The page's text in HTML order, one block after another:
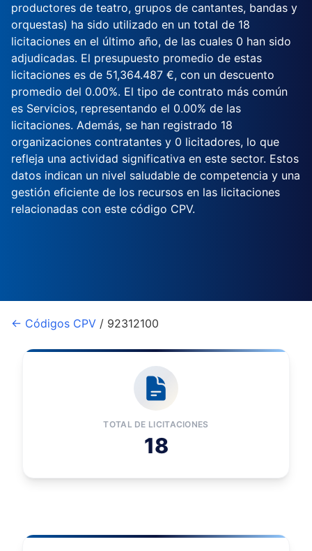
productores de teatro, grupos de cantantes, bandas y
orquestas) ha sido utilizado en un total de 18
licitaciones en el último año, de las cuales 0 han sido
adjudicadas. El presupuesto promedio de estas
licitaciones es de 51,364.487 €, con un descuento
promedio del 0.00%. El tipo de contrato más común
es Servicios, representando el 0.00% de las
licitaciones. Además, se han registrado 18
organizaciones contratantes y 0 licitadores, lo que
refleja una actividad significativa en este sector. Estos
datos indican un nivel saludable de competencia y una
gestión eficiente de los recursos en las licitaciones
relacionadas con este código CPV.
← Códigos CPV / 92312100
TOTAL DE LICITACIONES
18